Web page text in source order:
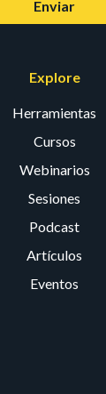
Enviar
Explore
Herramientas
Cursos
Webinarios
Sesiones
Podcast
Artículos
Eventos